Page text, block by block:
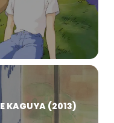
KAGUYA (2013)